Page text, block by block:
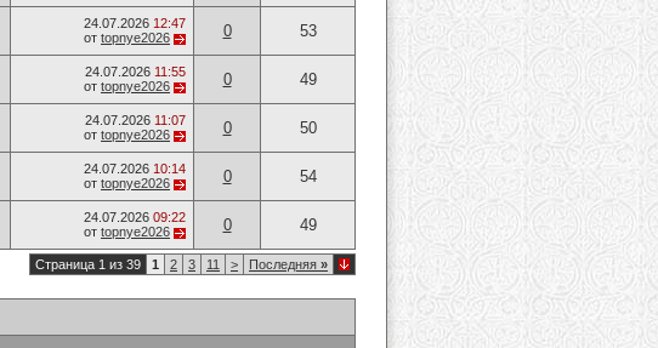
24.07.2026 12:47
от topnye2026 0 53
24.07.2026 11:55
от topnye2026 0 49
24.07.2026 11:07
от topnye2026 0 50
24.07.2026 10:14
от topnye2026 0 54
24.07.2026 09:22
от topnye2026 0 49
Страница 1 из 39 1 2 3 11 > Последняя »